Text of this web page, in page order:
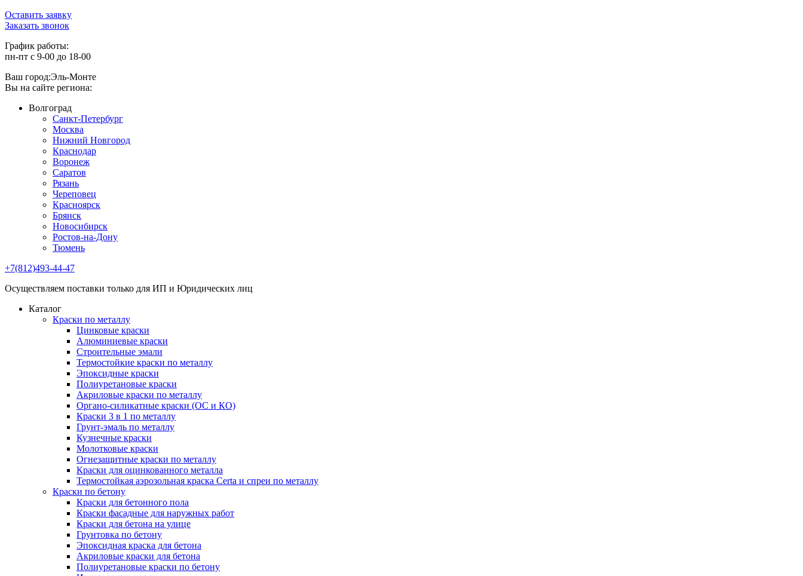
Оставить заявку
Заказать звонок
График работы:
пн-пт с 9-00 до 18-00
Ваш город:Эль-Монте
Вы на сайте региона:
Волгоград
Санкт-Петербург
Москва
Нижний Новгород
Краснодар
Воронеж
Саратов
Рязань
Череповец
Красноярск
Брянск
Новосибирск
Ростов-на-Дону
Тюмень
+7(812)493-44-47
Осуществляем поставки только для ИП и Юридических лиц
Каталог
Краски по металлу
Цинковые краски
Алюминиевые краски
Строительные эмали
Термостойкие краски по металлу
Эпоксидные краски
Полиуретановые краски
Акриловые краски по металлу
Органо-силикатные краски (ОС и КО)
Краски 3 в 1 по металлу
Грунт-эмаль по металлу
Кузнечные краски
Молотковые краски
Огнезащитные краски по металлу
Краски для оцинкованного металла
Термостойкая аэрозольная краска Certa и спреи по металлу
Краски по бетону
Краски для бетонного пола
Краски фасадные для наружных работ
Краски для бетона на улице
Грунтовка по бетону
Эпоксидная краска для бетона
Акриловые краски для бетона
Полиуретановые краски по бетону